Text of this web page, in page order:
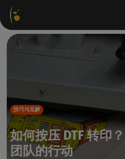
技巧与见解
如何按压 DTF 转印
团队的行动